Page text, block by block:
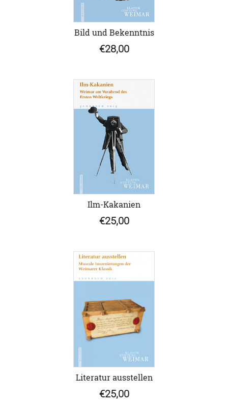
Bild und Bekenntnis
€28,00
Ilm-Kakanien
€25,00
Literatur ausstellen
€25,00